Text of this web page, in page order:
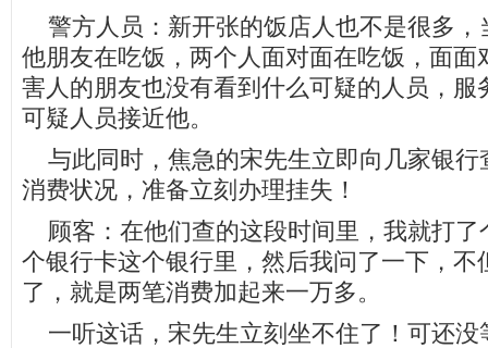
警方人员：新开张的饭店人也不是很多，
他朋友在吃饭，两个人面对面在吃饭，面面
害人的朋友也没有看到什么可疑的人员，服
可疑人员接近他。
与此同时，焦急的宋先生立即向几家银行
消费状况，准备立刻办理挂失！
顾客：在他们查的这段时间里，我就打了
个银行卡这个银行里，然后我问了一下，不
了，就是两笔消费加起来一万多。
一听这话，宋先生立刻坐不住了！可还没